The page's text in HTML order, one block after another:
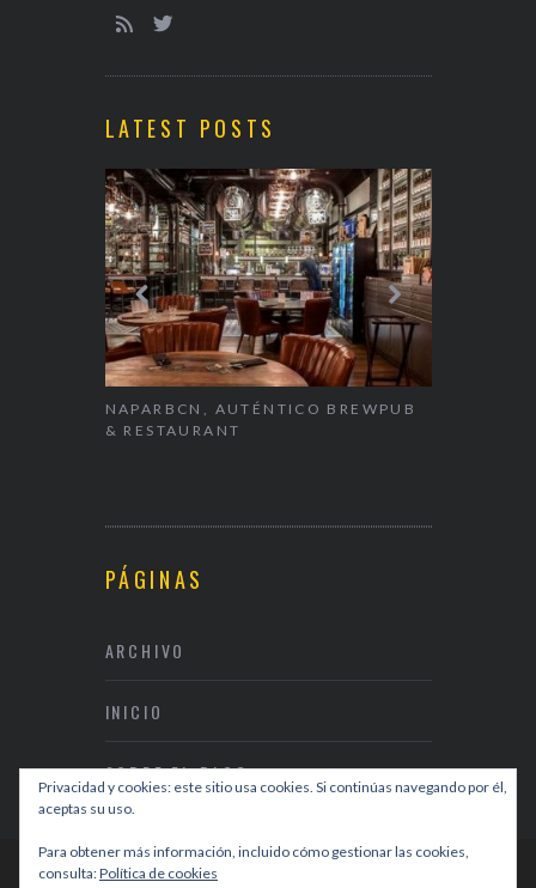
LATEST POSTS
NAPARBCN, AUTÉNTICO BREWPUB
& RESTAURANT
PÁGINAS
ARCHIVO
INICIO
SOBRE EL BLOG
Privacidad y cookies: este sitio usa cookies. Si continúas navegando por él,
aceptas su uso.
Para obtener más información, incluido cómo gestionar las cookies,
consulta:Política de cookies